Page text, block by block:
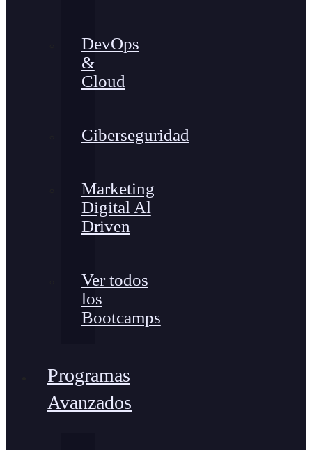
DevOps
&
Cloud
Ciberseguridad
Marketing
Digital Al
Driven
Ver todos
los
Bootcamps
Programas
Avanzados